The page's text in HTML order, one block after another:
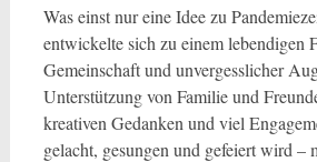
Was einst nur eine Idee zu
entwickelte sich zu einem lebendigen
Gemeinschaft und unvergesslicher
Unterstützung von Familie und
kreativen Gedanken und viel
gelacht, gesungen und gefeiert wird –